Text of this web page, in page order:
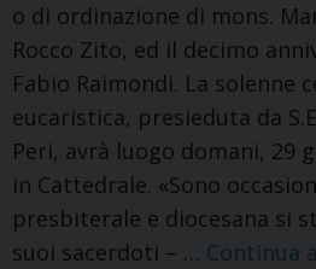
o di ordinazione di mons.
Rocco Zito, ed il decimo
Fabio Raimondi. La solenne
eucaristica, presieduta da
Peri, avrà luogo domani, 29
in Cattedrale. «Sono
presbiterale e diocesana si
suoi sacerdoti – … Continua